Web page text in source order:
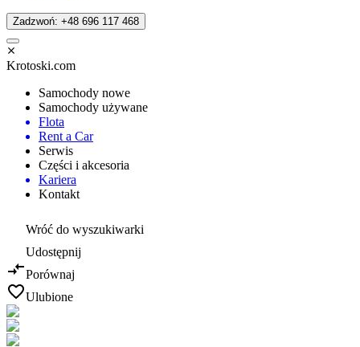
Zadzwoń: +48 696 117 468
Krotoski.com
Samochody nowe
Samochody używane
Flota
Rent a Car
Serwis
Części i akcesoria
Kariera
Kontakt
Wróć do wyszukiwarki
Udostępnij
Porównaj
Ulubione